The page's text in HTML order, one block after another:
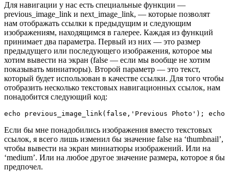
Для навигации у нас есть специальные функции —
previous_image_link и next_image_link, — которые позволят
нам отображать ссылки к предыдущим и следующим
изображениям, находящимся в галерее. Каждая из функций
принимает два параметра. Первый из них — это размер
предыдущего или последующего изображения, которое мы
хотим вывести на экран (false — если мы вообще не хотим
показывать миниатюры). Второй параметр — это текст,
который будет использован в качестве ссылки. Для того чтобы
отобразить несколько текстовых навигационных ссылок, нам
понадобится следующий код:
echo previous_image_link(false,'Previous Photo');
Если бы мне понадобились изображения вместо текстовых
ссылок, я всего лишь изменил бы значение false на ‘thumbnail’,
чтобы вывести на экран миниатюры изображений. Или на
‘medium’. Или на любое другое значение размера, которое я бы
предпочел.